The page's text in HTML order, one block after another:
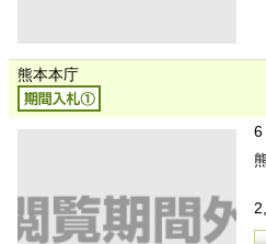
熊本本庁
6